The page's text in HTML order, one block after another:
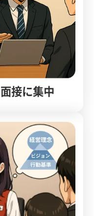
接に集中